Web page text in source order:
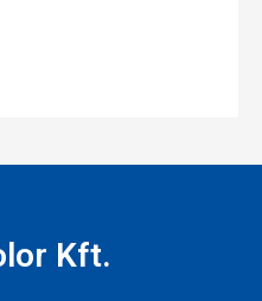
Kft.